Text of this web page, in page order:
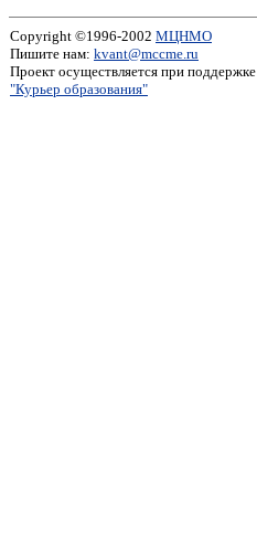
Copyright ©1996-2002 МЦНМО
Пишите нам: kvant@mccme.ru
Проект осуществляется при поддержке
"Курьер образования"